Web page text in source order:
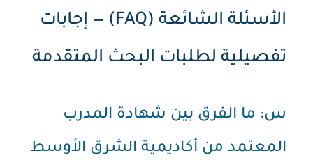
الأسئلة الشائعة (FAQ) — إجابات
تفصيلية لطلبات البحث المتقدمة
س: ما الفرق بين شهادة المدرب
المعتمد من أكاديمية الشرق الأوسط